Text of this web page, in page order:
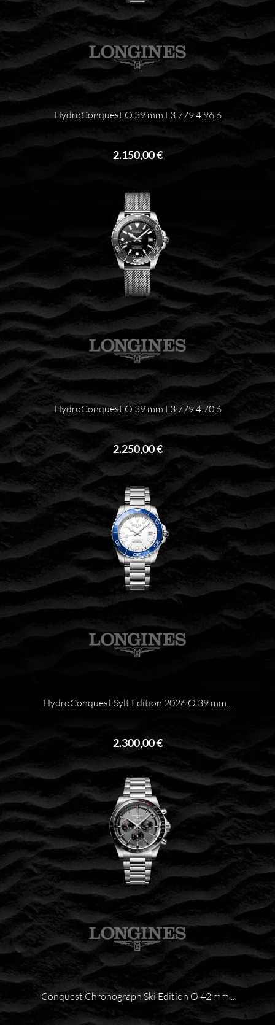
HydroConquest Ø 39 mm L3.779.4.96.6
2.150,00 €
HydroConquest Ø 39 mm L3.779.4.70.6
2.250,00 €
HydroConquest Sylt Edition 2026 Ø 39 mm...
2.300,00 €
Conquest Chronograph Ski Edition Ø 42 mm...